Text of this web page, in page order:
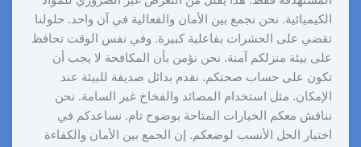
الكيميائية. نحن نجمع بين الأمان والفعالية في آن واحد. حلولنا
تقضي على الحشرات بفاعلية كبيرة. وفي نفس الوقت تحافظ
على بيئة منزلكم آمنة. نحن نؤمن بأن المكافحة لا يجب أن
تكون على حساب صحتكم. نقدم بدائل صديقة للبيئة عند
الإمكان. مثل استخدام المصائد والفخاخ غير السامة. نحن
نناقش معكم الخيارات المتاحة بوضوح تام. نساعدكم في
اختيار الحل الأنسب لوضعكم. إن الجمع بين الأمان والكفاءة